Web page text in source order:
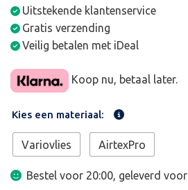
Uitstekende klantenservice
Gratis verzending
Veilig betalen met iDeal
Koop nu, betaal later.
Kies een materiaal:
Variovlies AirtexPro
Bestel voor 20:00, geleverd voor